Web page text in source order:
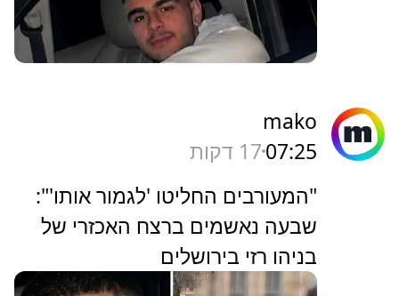
mako
07:2517 דקות
"המעורבים החליטו 'לגמור אותו'":
שבעה נאשמים ברצח האכזרי של
בניהו רזי בירושלים